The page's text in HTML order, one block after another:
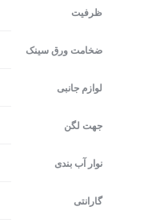
ظرفیت
ضخامت ورق سینک
لوازم جانبی
جهت لگن
نوار آب بندی
گارانتی